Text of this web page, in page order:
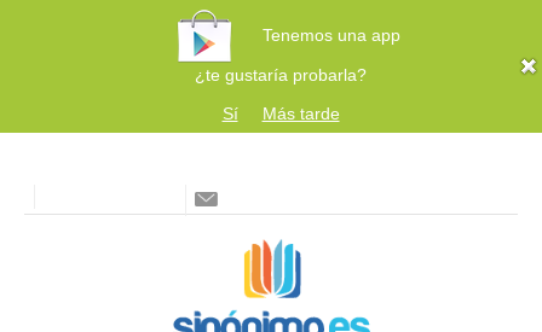
Tenemos una app
¿te gustaría probarla?
Sí
Más tarde